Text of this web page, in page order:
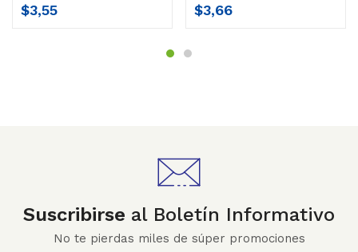
$3,55 $3,66
Suscribirse al Boletín Informativo
No te pierdas miles de súper promociones